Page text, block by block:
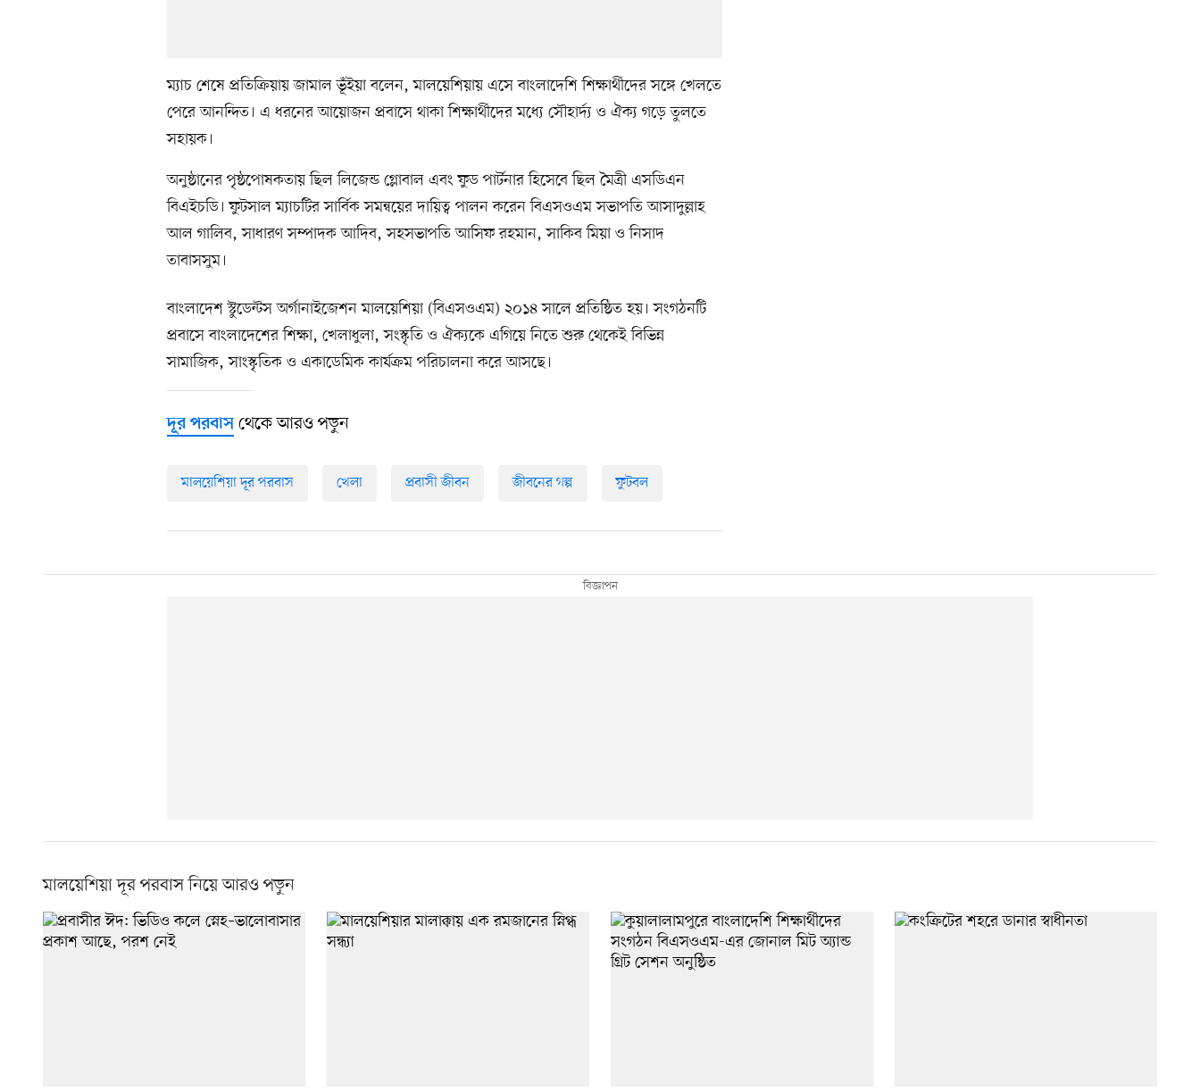
ম্যাচ শেষে প্রতিক্রিয়ায় জামাল ভূঁইয়া বলেন, মালয়েশিয়ায় এসে বাংলাদেশি শিক্ষার্থীদের সঙ্গে খেলতে
পেরে আনন্দিত। এ ধরনের আয়োজন প্রবাসে থাকা শিক্ষার্থীদের মধ্যে সৌহার্দ্য ও ঐক্য গড়ে তুলতে
সহায়ক।
অনুষ্ঠানের পৃষ্ঠপোষকতায় ছিল লিজেন্ড গ্লোবাল এবং ফুড পার্টনার হিসেবে ছিল মৈত্রী এসডিএন
বিএইচডি। ফুটসাল ম্যাচটির সার্বিক সমন্বয়ের দায়িত্ব পালন করেন বিএসওএম সভাপতি আসাদুল্লাহ
আল গালিব, সাধারণ সম্পাদক আদিব, সহসভাপতি আসিফ রহমান, সাকিব মিয়া ও নিসাদ
তাবাসসুম।
বাংলাদেশ স্টুডেন্টস অর্গানাইজেশন মালয়েশিয়া (বিএসওএম) ২০১৪ সালে প্রতিষ্ঠিত হয়। সংগঠনটি
প্রবাসে বাংলাদেশের শিক্ষা, খেলাধুলা, সংস্কৃতি ও ঐক্যকে এগিয়ে নিতে শুরু থেকেই বিভিন্ন
সামাজিক, সাংস্কৃতিক ও একাডেমিক কার্যক্রম পরিচালনা করে আসছে।
দূর পরবাস থেকে আরও পড়ুন
মালয়েশিয়া দূর পরবাস খেলা প্রবাসী জীবন জীবনের গল্প ফুটবল
মালয়েশিয়া দূর পরবাস নিয়ে আরও পড়ুন